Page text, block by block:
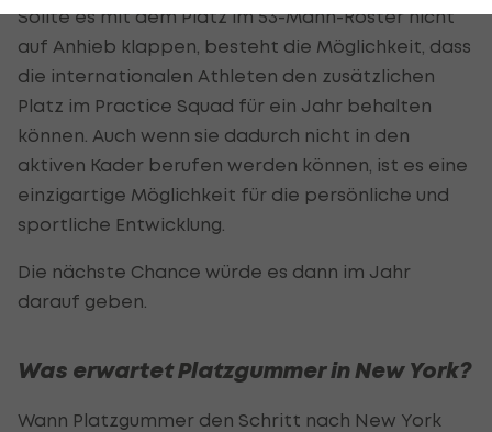
Sollte es mit dem Platz im 53-Mann-Roster nicht
auf Anhieb klappen, besteht die Möglichkeit, dass
die internationalen Athleten den zusätzlichen
Platz im Practice Squad für ein Jahr behalten
können. Auch wenn sie dadurch nicht in den
aktiven Kader berufen werden können, ist es eine
einzigartige Möglichkeit für die persönliche und
sportliche Entwicklung.
Die nächste Chance würde es dann im Jahr
darauf geben.
Was erwartet Platzgummer in New York?
Wann Platzgummer den Schritt nach New York